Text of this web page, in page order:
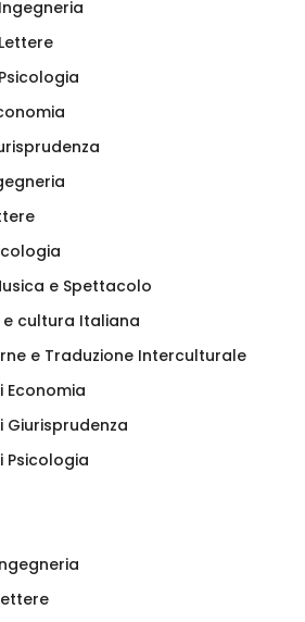
e Spettacolo
e cultura Italiana
e Traduzione Interculturale
Economia
Giurisprudenza
Psicologia